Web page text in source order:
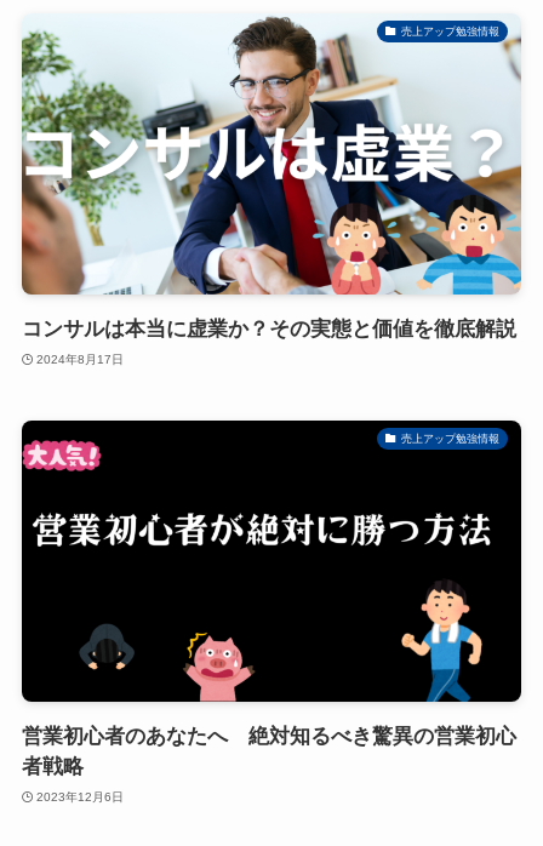
売上アップ勉強情報
コンサルは本当に虚業か？その実態と価値を徹底解説
2024年8月17日
売上アップ勉強情報
営業初心者のあなたへ 絶対知るべき驚異の営業初心
者戦略
2023年12月6日